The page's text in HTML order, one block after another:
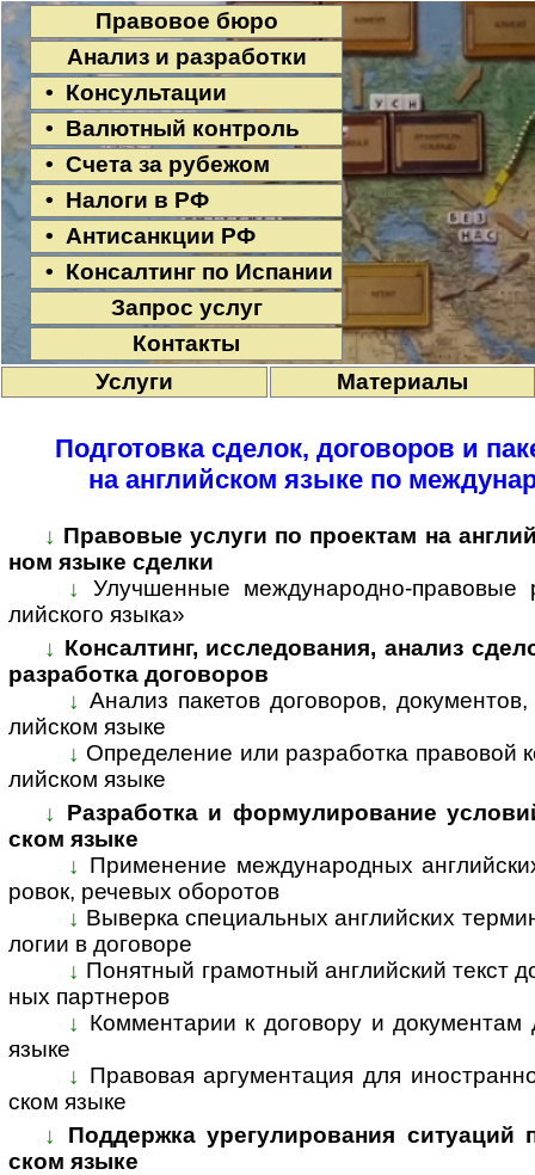
Правовое бюро
Анализ и разработки
• Консультации
• Валютный контроль
• Счета за рубежом
• Налоги в РФ
• Антисанкции РФ
• Консалтинг по Испании
Запрос услуг
Контакты
Услуги
Материалы
Подготовка сделок, договоров и
на английском языке по
↓ Правовые услуги по проектам на
ном язы­ке сделки
↓
Улучшенные международно-
лийс­кого языка»
↓ Консалтинг, исследования, анализ
раз­ра­ботка дого­воров
↓ Анализ пакетов договоров,
лий­ском языке
↓ Определение или разработка правовой
лий­ском языке
↓
Разработка и формулирование
ском языке
↓ Применение международных
ро­вок, рече­вых обо­ротов
↓ Выверка специальных английских
ло­гии в дого­воре
↓ Понятный грамотный английский текст
ных парт­неров
↓ Комментарии к договору и документам
языке
↓ Правовая аргументация для
ском языке
↓
Поддержка урегулирования
ском языке